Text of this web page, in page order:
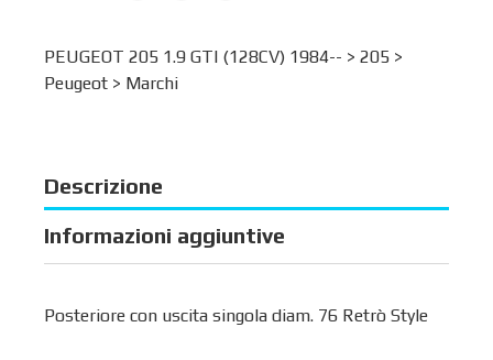
PEUGEOT 205 1.9 GTI (128CV) 1984-- > 205 >
Peugeot > Marchi
Descrizione
Informazioni aggiuntive
Posteriore con uscita singola diam. 76 Retrò Style